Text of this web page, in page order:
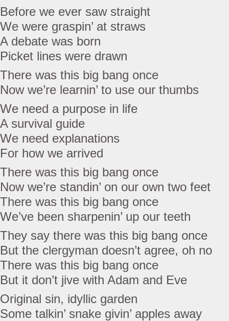
Before we ever saw straight
We were graspin’ at straws
A debate was born
Picket lines were drawn
There was this big bang once
Now we’re learnin’ to use our thumbs
We need a purpose in life
A survival guide
We need explanations
For how we arrived
There was this big bang once
Now we’re standin’ on our own two feet
There was this big bang once
We’ve been sharpenin’ up our teeth
They say there was this big bang once
But the clergyman doesn’t agree, oh no
There was this big bang once
But it don’t jive with Adam and Eve
Original sin, idyllic garden
Some talkin’ snake givin’ apples away